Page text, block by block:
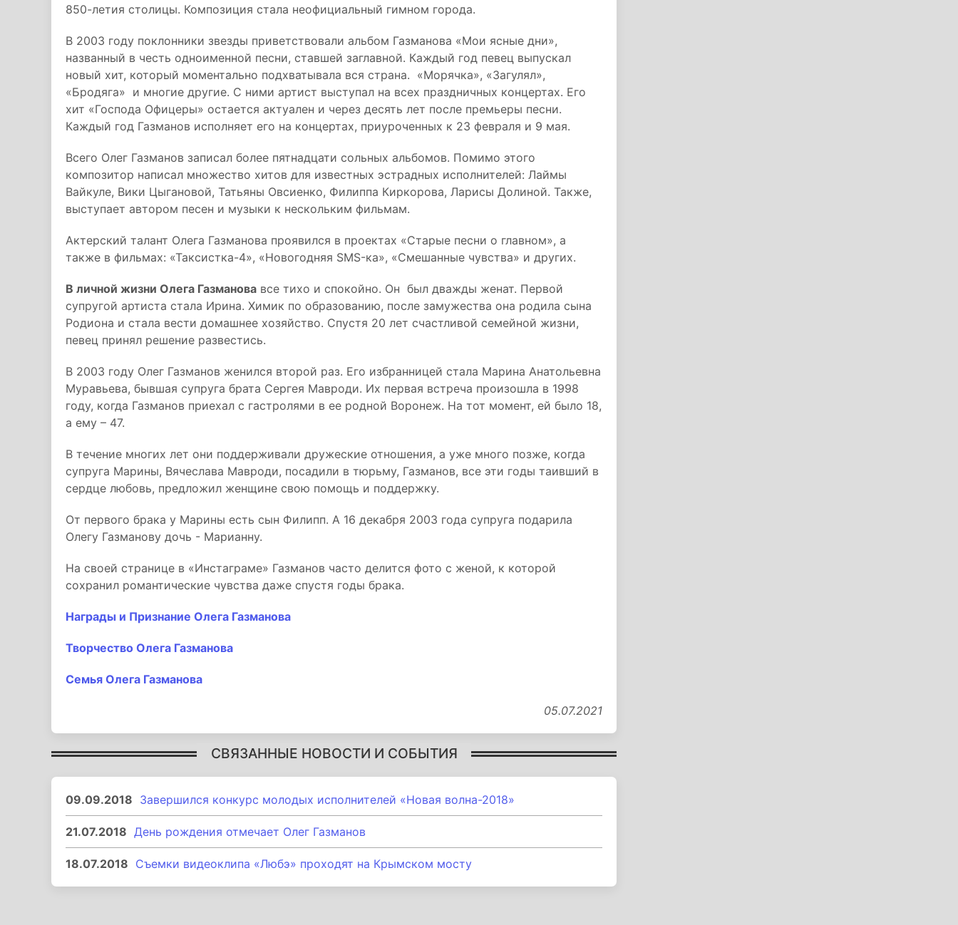
850-летия столицы. Композиция стала неофициальный гимном города.
В 2003 году поклонники звезды приветствовали альбом Газманова «Мои ясные дни»,
названный в честь одноименной песни, ставшей заглавной. Каждый год певец выпускал
новый хит, который моментально подхватывала вся страна. «Морячка», «Загулял»,
«Бродяга» и многие другие. С ними артист выступал на всех праздничных концертах. Его
хит «Господа Офицеры» остается актуален и через десять лет после премьеры песни.
Каждый год Газманов исполняет его на концертах, приуроченных к 23 февраля и 9 мая.
Всего Олег Газманов записал более пятнадцати сольных альбомов. Помимо этого
композитор написал множество хитов для известных эстрадных исполнителей: Лаймы
Вайкуле, Вики Цыгановой, Татьяны Овсиенко, Филиппа Киркорова, Ларисы Долиной. Также,
выступает автором песен и музыки к нескольким фильмам.
Актерский талант Олега Газманова проявился в проектах «Старые песни о главном», а
также в фильмах: «Таксистка-4», «Новогодняя SMS-ка», «Смешанные чувства» и других.
В личной жизни Олега Газманова все тихо и спокойно. Он был дважды женат. Первой
супругой артиста стала Ирина. Химик по образованию, после замужества она родила сына
Родиона и стала вести домашнее хозяйство. Спустя 20 лет счастливой семейной жизни,
певец принял решение развестись.
В 2003 году Олег Газманов женился второй раз. Его избранницей стала Марина Анатольевна
Муравьева, бывшая супруга брата Сергея Мавроди. Их первая встреча произошла в 1998
году, когда Газманов приехал с гастролями в ее родной Воронеж. На тот момент, ей было 18,
а ему – 47.
В течение многих лет они поддерживали дружеские отношения, а уже много позже, когда
супруга Марины, Вячеслава Мавроди, посадили в тюрьму, Газманов, все эти годы таивший в
сердце любовь, предложил женщине свою помощь и поддержку.
От первого брака у Марины есть сын Филипп. А 16 декабря 2003 года супруга подарила
Олегу Газманову дочь - Марианну.
На своей странице в «Инстаграме» Газманов часто делится фото с женой, к которой
сохранил романтические чувства даже спустя годы брака.
Награды и Признание Олега Газманова
Творчество Олега Газманова
Семья Олега Газманова
05.07.2021
СВЯЗАННЫЕ НОВОСТИ И СОБЫТИЯ
09.09.2018 Завершился конкурс молодых исполнителей «Новая волна-2018»
21.07.2018 День рождения отмечает Олег Газманов
18.07.2018 Съемки видеоклипа «Любэ» проходят на Крымском мосту